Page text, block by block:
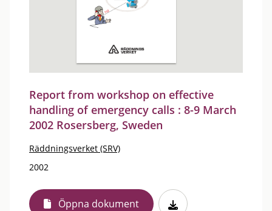
Report from workshop on effective
handling of emergency calls : 8-9 March
2002 Rosersberg, Sweden
Räddningsverket (SRV)
2002
Öppna dokument